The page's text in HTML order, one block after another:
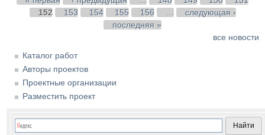
152
153 154 155 156
следующая ›
последняя »
все новости
Каталог работ
Авторы проектов
Проектные организации
Разместить проект